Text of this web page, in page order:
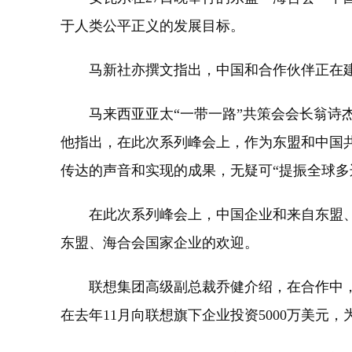
于人类公平正义的发展目标。
马新社亦撰文指出，中国和合作伙伴正在
马来西亚亚太“一带一路”共策会会长翁诗
他指出，在此次系列峰会上，作为东盟和中
传达的声音和实现的成果，无疑可“提振全球
在此次系列峰会上，中国企业和来自东盟
东盟、海合会国家企业的欢迎。
联想集团高级副总裁乔健介绍，在合作中
在去年11月向联想旗下企业投资5000万美元